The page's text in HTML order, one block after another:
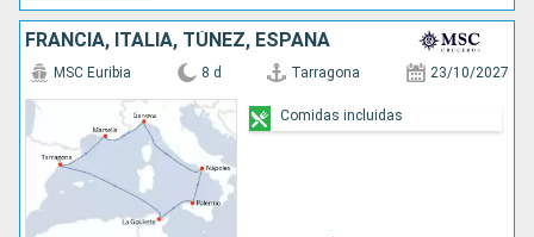
FRANCIA, ITALIA, TÚNEZ, ESPAÑA
MSC Euribia 8 d Tarragona 23/10/2027
Comidas incluidas